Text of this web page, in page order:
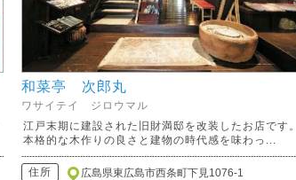
和菜亭 次郎丸
ワサイテイ ジロウマル
江戸末期に建設された旧財満邸を改装したお店です。
本格的な木作りの良さと建物の時代感を味わっ...
住所
広島県東広島市西条町下見1076-1